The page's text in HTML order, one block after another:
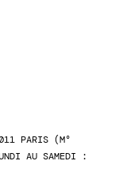
PARIS (M°
AU SAMEDI :